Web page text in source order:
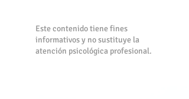
Este contenido tiene fines
informativos y no sustituye la
atención psicológica profesional.